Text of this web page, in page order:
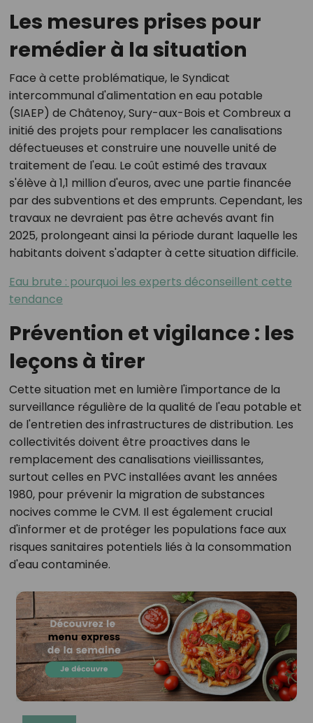
Les mesures prises pour
remédier à la situation
Face à cette problématique, le Syndicat
intercommunal d'alimentation en eau potable
(SIAEP) de Châtenoy, Sury-aux-Bois et Combreux a
initié des projets pour remplacer les canalisations
défectueuses et construire une nouvelle unité de
traitement de l'eau. Le coût estimé des travaux
s'élève à 1,1 million d'euros, avec une partie financée
par des subventions et des emprunts. Cependant, les
travaux ne devraient pas être achevés avant fin
2025, prolongeant ainsi la période durant laquelle les
habitants doivent s'adapter à cette situation difficile.
Eau brute : pourquoi les experts déconseillent cette
tendance
Prévention et vigilance : les
leçons à tirer
Cette situation met en lumière l'importance de la
surveillance régulière de la qualité de l'eau potable et
de l'entretien des infrastructures de distribution. Les
collectivités doivent être proactives dans le
remplacement des canalisations vieillissantes,
surtout celles en PVC installées avant les années
1980, pour prévenir la migration de substances
nocives comme le CVM. Il est également crucial
d'informer et de protéger les populations face aux
risques sanitaires potentiels liés à la consommation
d'eau contaminée.